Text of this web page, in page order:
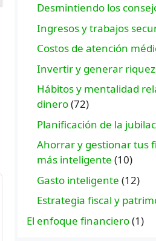
Desmintiendo los
Ingresos y trabajos
Costos de atención
Invertir y generar
Hábitos y mentalidad
dinero(72)
Planificación de la
Ahorrar y gestionar tus
más inteligente (10)
Gasto inteligente (12)
Estrategia fiscal y
El enfoque financiero(1)